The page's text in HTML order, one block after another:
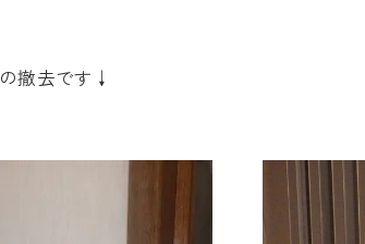
撤去です↓